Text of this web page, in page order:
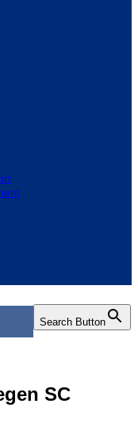
Search Button
SC